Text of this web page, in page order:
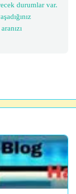
durumlar var.